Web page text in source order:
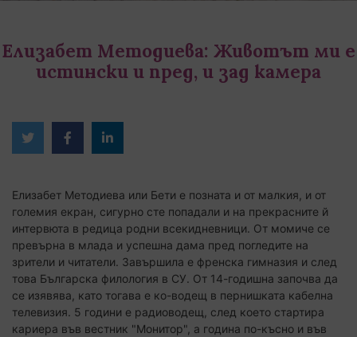
Елизабет Методиева: Животът ми е
истински и пред, и зад камера
Twitter Facebook
in
Елизабет Методиева или Бети е позната и от малкия, и от
големия екран, сигурно сте попадали и на прекрасните й
интервюта в редица родни всекидневници. От момиче се
превърна в млада и успешна дама пред погледите на
зрители и читатели. Завършила е френска гимназия и след
това Българска филология в СУ. От 14-годишна започва да
се изявява, като тогава е ко-водещ в пернишката кабелна
телевизия. 5 години е радиоводещ, след което стартира
кариера във вестник "Монитор", а година по-късно и във